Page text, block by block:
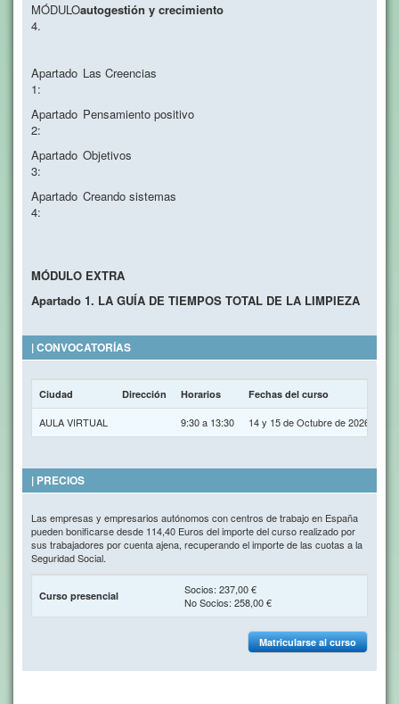
MÓDULO
4.
autogestión y crecimiento
Apartado
1:
Las Creencias
Apartado
2:
Pensamiento positivo
Apartado
3:
Objetivos
Apartado
4:
Creando sistemas
MÓDULO EXTRA
Apartado 1. LA GUÍA DE TIEMPOS TOTAL DE LA LIMPIEZA
| CONVOCATORÍAS
Ciudad Dirección Horarios Fechas del curso
AULA VIRTUAL 9:30 a 13:30 14 y 15 de Octubre de 2026
| PRECIOS
Las empresas y empresarios autónomos con centros de trabajo en España
pueden bonificarse desde 114,40 Euros del importe del curso realizado por
sus trabajadores por cuenta ajena, recuperando el importe de las cuotas a la
Seguridad Social.
Curso presencial
Socios: 237,00 €
No Socios: 258,00 €
Matricularse al curso